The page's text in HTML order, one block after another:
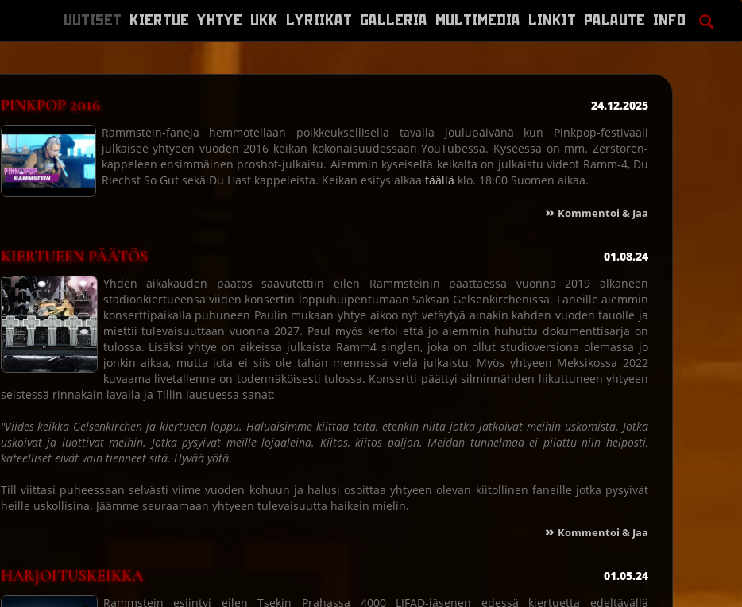
UUTISET KIERTUE YHTYE UKK LYRIIKAT GALLERIA MULTIMEDIA LINKIT PALAUTE INFO
PINKPOP 2016
24.12.2025
Rammstein-faneja hemmotellaan poikkeuksellisella tavalla joulupäivänä kun Pinkpop-festivaali
julkaisee yhtyeen vuoden 2016 keikan kokonaisuudessaan YouTubessa. Kyseessä on mm. Zerstören-
kappeleen ensimmäinen proshot-julkaisu. Aiemmin kyseiseltä keikalta on julkaistu videot Ramm-4, Du
Riechst So Gut sekä Du Hast kappeleista. Keikan esitys alkaa täällä klo. 18:00 Suomen aikaa.
» Kommentoi & Jaa
KIERTUEEN PÄÄTÖS
01.08.24
Yhden aikakauden päätös saavutettiin eilen Rammsteinin päättäessä vuonna 2019 alkaneen
stadionkiertueensa viiden konsertin loppuhuipentumaan Saksan Gelsenkirchenissä. Faneille aiemmin
konserttipaikalla puhuneen Paulin mukaan yhtye aikoo nyt vetäytyä ainakin kahden vuoden tauolle ja
miettii tulevaisuuttaan vuonna 2027. Paul myös kertoi että jo aiemmin huhuttu dokumenttisarja on
tulossa. Lisäksi yhtye on aikeissa julkaista Ramm4 singlen, joka on ollut studioversiona olemassa jo
jonkin aikaa, mutta jota ei siis ole tähän mennessä vielä julkaistu. Myös yhtyeen Meksikossa 2022
kuvaama livetallenne on todennäköisesti tulossa. Konsertti päättyi silminnähden liikuttuneen yhtyeen
seistessä rinnakain lavalla ja Tillin lausuessa sanat:
"Viides keikka Gelsenkirchen ja kiertueen loppu. Haluaisimme kiittää teitä, etenkin niitä jotka jatkoivat meihin uskomista. Jotka
uskoivat ja luottivat meihin. Jotka pysyivät meille lojaaleina. Kiitos, kiitos paljon. Meidän tunnelmaa ei pilattu niin helposti,
kateelliset eivät vain tienneet sitä. Hyvää yötä.
Till viittasi puheessaan selvästi viime vuoden kohuun ja halusi osoittaa yhtyeen olevan kiitollinen faneille jotka pysyivät
heille uskollisina. Jäämme seuraamaan yhtyeen tulevaisuutta haikein mielin.
» Kommentoi & Jaa
HARJOITUSKEIKKA
01.05.24
Rammstein esiintyi eilen Tsekin Prahassa 4000 LIFAD-jäsenen edessä kiertuetta edeltävällä